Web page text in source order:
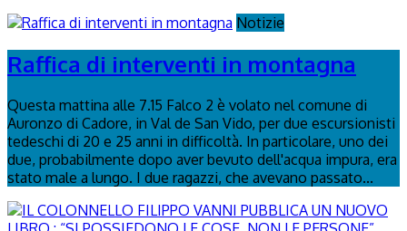
Notizie
Raffica di interventi in montagna
Questa mattina alle 7.15 Falco 2 è volato nel comune di
Auronzo di Cadore, in Val de San Vido, per due escursionisti
tedeschi di 20 e 25 anni in difficoltà. In particolare, uno dei
due, probabilmente dopo aver bevuto dell'acqua impura, era
stato male a lungo. I due ragazzi, che avevano passato...